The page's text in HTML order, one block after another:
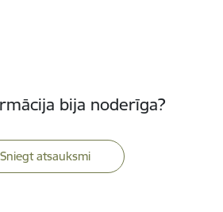
bija noderīga?
Sniegt atsauksmi